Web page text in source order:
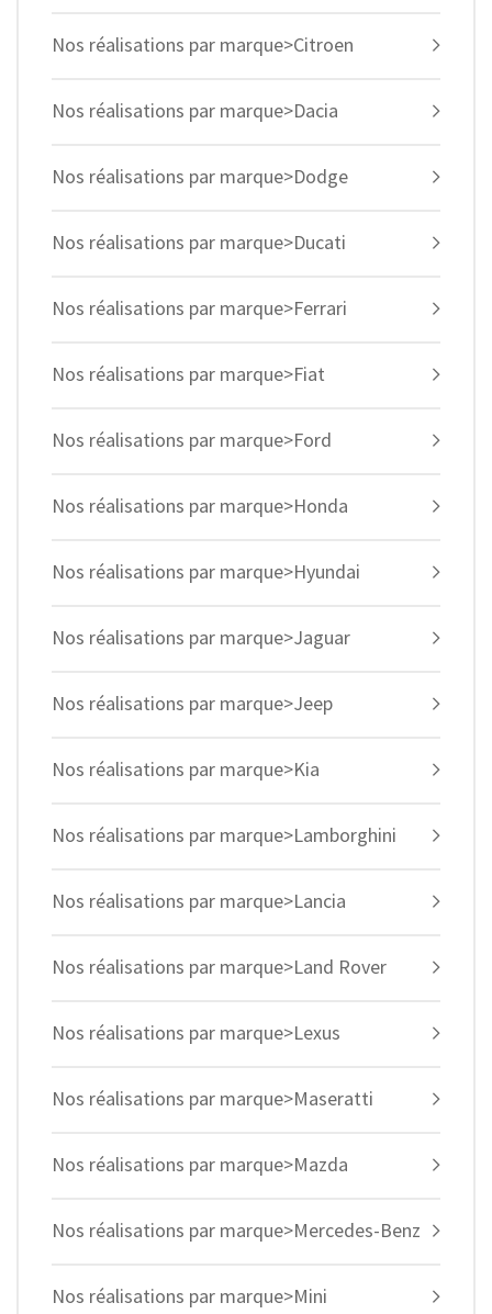
Nos réalisations par marque>Citroen
Nos réalisations par marque>Dacia
Nos réalisations par marque>Dodge
Nos réalisations par marque>Ducati
Nos réalisations par marque>Ferrari
Nos réalisations par marque>Fiat
Nos réalisations par marque>Ford
Nos réalisations par marque>Honda
Nos réalisations par marque>Hyundai
Nos réalisations par marque>Jaguar
Nos réalisations par marque>Jeep
Nos réalisations par marque>Kia
Nos réalisations par marque>Lamborghini
Nos réalisations par marque>Lancia
Nos réalisations par marque>Land Rover
Nos réalisations par marque>Lexus
Nos réalisations par marque>Maseratti
Nos réalisations par marque>Mazda
Nos réalisations par marque>Mercedes-Benz
Nos réalisations par marque>Mini